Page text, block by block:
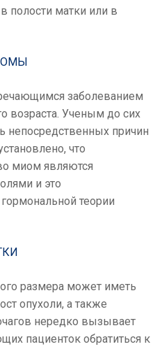
полости матки или в
заболеванием
возраста. Ученым до сих
непосредственных причин
что
миом являются
и это
теории
размера может иметь
опухоли, а также
нередко вызывает
пациенток обратиться к